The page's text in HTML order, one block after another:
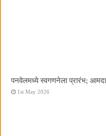
पनवेलमध्ये स्वगणनेला प्रारंभ;
1st May 2026